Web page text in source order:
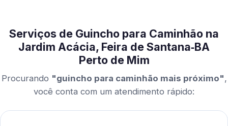
Serviços de Guincho para Caminhão na
Jardim Acácia, Feira de Santana‑BA
Perto de Mim
Procurando "guincho para caminhão mais próximo",
você conta com um atendimento rápido: